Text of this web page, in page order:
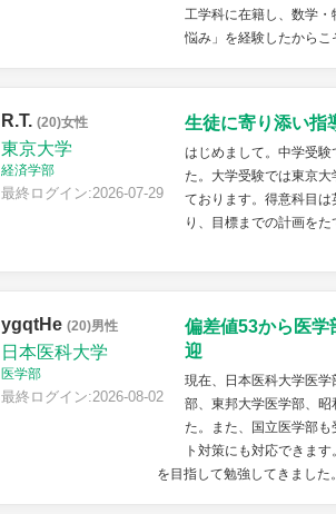
工学科に在籍し、数学
悩み」を経験したからこ
R.T. (20)女性
東京大学
経済学部
最終ログイン:2026-07-29
生徒に寄り添い指
はじめまして。中学受
た。大学受験では東京
ております。得意科目
り、目標までの計画を
ygqtHe (20)男性
日本医科大学
医学部
最終ログイン:2026-08-02
偏差値53から医学
迎
現在、日本医科大学医
部、東邦大学医学部、
た。また、国立医学部
ト対策にも対応できま
を目指して勉強してきまし